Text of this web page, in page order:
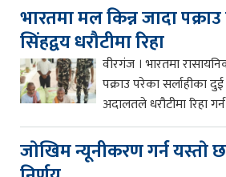
भारतमा मल किन्न जादा
सिंहद्वय धरौटीमा रिहा
वीरगंज । भारतमा
पक्राउ परेका सर्लाहीका
अदालतले धरौटीमा रिहा
जाेखिम न्यूनीकरण गर्न यस्ताे